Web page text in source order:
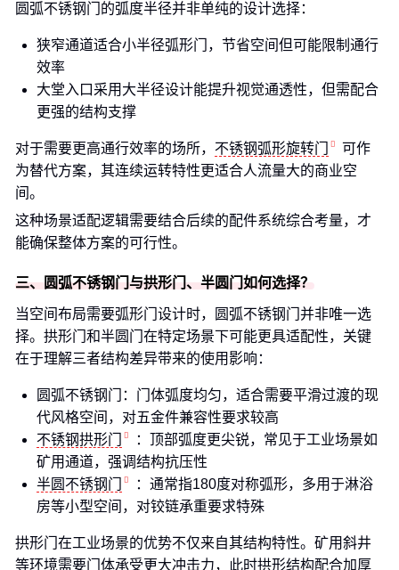
圆弧不锈钢门的弧度半径并非单纯的设计选择：
狭窄通道适合小半径弧形门，节省空间但可能限制通行
效率
大堂入口采用大半径设计能提升视觉通透性，但需配合
更强的结构支撑
对于需要更高通行效率的场所， 不锈钢弧形旋转门
可作
为替代方案，其连续运转特性更适合人流量大的商业空
间。
这种场景适配逻辑需要结合后续的配件系统综合考量，才
能确保整体方案的可行性。
三、圆弧不锈钢门与拱形门、半圆门如何选择？
当空间布局需要弧形门设计时，圆弧不锈钢门并非唯一选
择。拱形门和半圆门在特定场景下可能更具适配性，关键
在于理解三者结构差异带来的使用影响：
圆弧不锈钢门：门体弧度均匀，适合需要平滑过渡的现
代风格空间，对五金件兼容性要求较高
不锈钢拱形门
：顶部弧度更尖锐，常见于工业场景如
矿用通道，强调结构抗压性
半圆不锈钢门
：通常指180度对称弧形，多用于淋浴
房等小型空间，对铰链承重要求特殊
拱形门在工业场景的优势不仅来自其结构特性。矿用斜井
等环境需要门体承受更大冲击力，此时拱形结构配合加厚